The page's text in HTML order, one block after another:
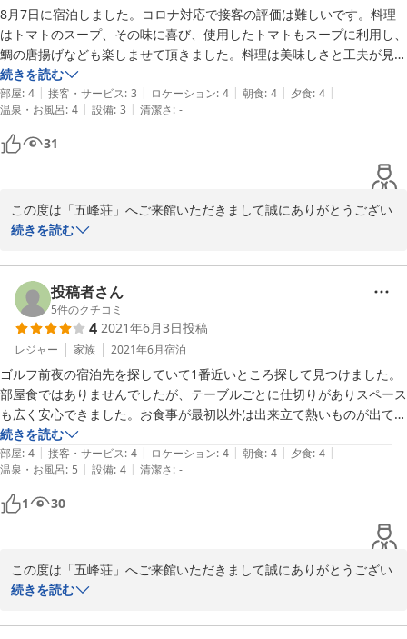
まっていたと考えられます。今後温度管理に努めてまいります。
固形石鹸の件でございますが、お客様のお声を頂戴いたしまして、
早速ハンドソープに切り替えをいたしました。貴重なご意見を頂戴
いたしましてありがとうございます。
小さな売店でご希望に添えず申し訳ございません。なるべく厳選い
たしました商品を販売出来るよう努めて参ります。
またのお帰りを心よりお待ち申し上げております。
2022-06-27
8月7日に宿泊しました。コロナ対応で接客の評価は難しいです。料理
はトマトのスープ、その味に喜び、使用したトマトもスープに利用し、
鯛の唐揚げなども楽しませて頂きました。料理は美味しさと工夫が見ら
れ、非常に楽しませて頂きました。温泉は単純泉と屋外の鉄分が多い湯
を楽しみました。お湯は単純泉で肌がつるつるする泉質でなかなかいい
湯です。今回は歩けませんでしたが（台風の影響による降雨のため）、
近くにある散策路は次回楽しんでみたいと思います。スタッフに関して
は大変親切な対応をして頂きました。但し、スリッパのサイズが小さ
続きを読む
部屋: 4 | 接客・サービス: 3 | ロケーション: 4 | 朝食: 4 | 夕食: 4 |
温泉・お風呂: 4 | 設備: 3 | 清潔さ: -
31
この度は「五峰荘」へご来館いただきまして誠にありがとうござい
ました。
と温泉をお楽しみいただけたとのお言葉を頂戴し、大変嬉しく思い
ます。
あいにくのお天気でございましたが、近くの遊歩道（トレッキング
コースに近いので運動靴が必須です）も阿武隈川の近くを歩くコー
スとなっており素晴らしい景観でございますので、是非またのお帰
りをお待ち申し上げております。
2021-08-13
続きを読む
投稿者さん
5件のクチコミ
4 2021年6月3日投稿
レジャー 家族 2021年6月宿泊
ゴルフ前夜の宿泊先を探していて1番近いところ探して見つけました。
部屋食ではありませんでしたが、テーブルごとに仕切りがありスペース
も広く安心できました。お食事が最初以外は出来立て熱いものが出てき
て和牛も大きく厚みがあって美味しかったです。
朝食が8時からと遅すぎて食べれませんでした。残念です。お風呂が温
泉がよくとても良くて何回も入りました。露天風呂が階段降りたところ
にあって狭いし足元悪く裸で滑って転んでしまいそうで怖かったです。
続きを読む
部屋: 4 | 接客・サービス: 4 | ロケーション: 4 | 朝食: 4 | 夕食: 4 |
温泉・お風呂: 5 | 設備: 4 | 清潔さ: -
1 30
この度は「五峰荘」へご来館いただきまして誠にありがとうござい
ました。
露天風呂の階段を降りたところにある「鰍の湯」にサンダルをご用
続きを読む